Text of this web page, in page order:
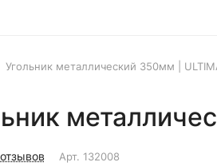
Угольник металлический 350мм |
Арт. 132008